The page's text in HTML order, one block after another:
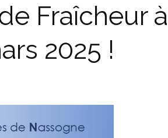
Fraîcheur à
2025 !